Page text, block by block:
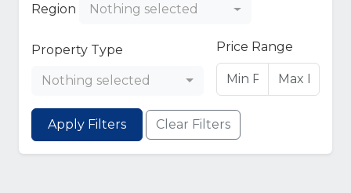
Region Nothing selected
Property Type
Nothing selected
Price Range
Apply Filters Clear Filters